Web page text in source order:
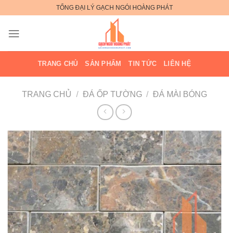
nội
TỔNG ĐẠI LÝ GẠCH NGÓI HOÀNG PHÁT
TRANG CHỦ SẢN PHẨM TIN TỨC LIÊN HỆ
TRANG CHỦ / ĐÁ ỐP TƯỜNG / ĐÁ MÀI BÓNG